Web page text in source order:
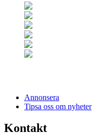
Annonsera
Tipsa oss om nyheter
Kontakt